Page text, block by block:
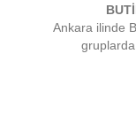
Ankara ilinde
gruplarda